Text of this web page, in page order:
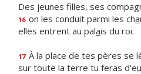
Des jeunes filles, ses
16 on les conduit parmi les cha
elles entrent au palais du roi.
17 À la place de tes pères se
sur toute la terre tu feras d'eu